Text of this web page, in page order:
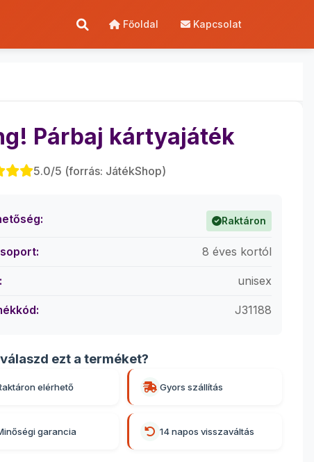
Főoldal Kapcsolat
Párbaj kártyajáték
5.0/5 (forrás: JátékShop)
Raktáron
8 éves kortól
unisex
J31188
ezt a terméket?
elérhető Gyors szállítás
garancia 14 napos visszaváltás